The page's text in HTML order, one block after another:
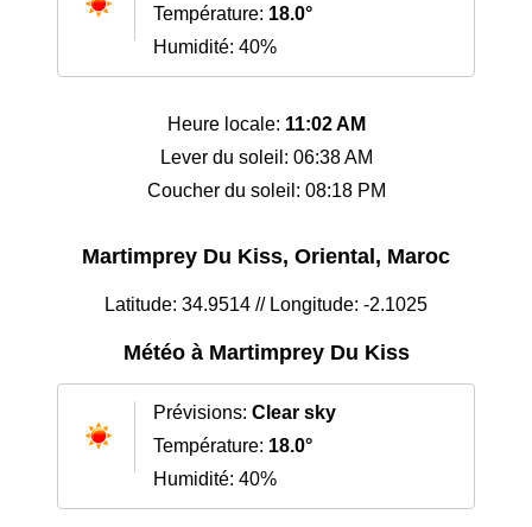
Température: 18.0°
Humidité: 40%
Heure locale: 11:02 AM
Lever du soleil: 06:38 AM
Coucher du soleil: 08:18 PM
Martimprey Du Kiss, Oriental, Maroc
Latitude: 34.9514 // Longitude: -2.1025
Météo à Martimprey Du Kiss
Prévisions: Clear sky
Température: 18.0°
Humidité: 40%